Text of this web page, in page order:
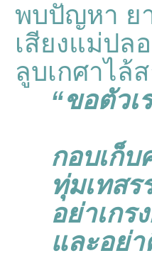
พบปัญหา ย
เสียงแม่ปล
ลูบเกศาไล้
“ขอตัวเ
กอบเก็บค
ทุ่มเทสร
อย่าเกร
และอย่า